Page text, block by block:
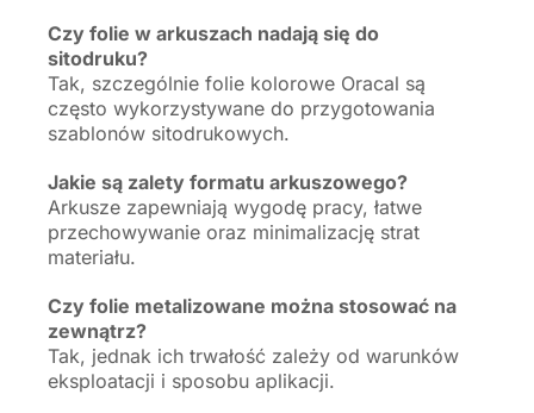
Czy folie w arkuszach nadają się do
sitodruku?
Tak, szczególnie folie kolorowe Oracal są
często wykorzystywane do przygotowania
szablonów sitodrukowych.
Jakie są zalety formatu arkuszowego?
Arkusze zapewniają wygodę pracy, łatwe
przechowywanie oraz minimalizację strat
materiału.
Czy folie metalizowane można stosować na
zewnątrz?
Tak, jednak ich trwałość zależy od warunków
eksploatacji i sposobu aplikacji.